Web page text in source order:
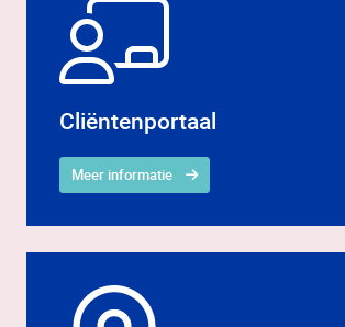
Cliëntenportaal
Meer informatie